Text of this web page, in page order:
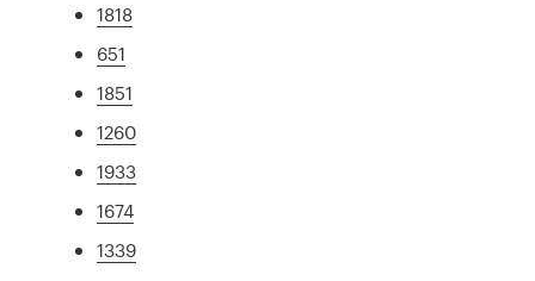
1818
651
1851
1260
1933
1674
1339